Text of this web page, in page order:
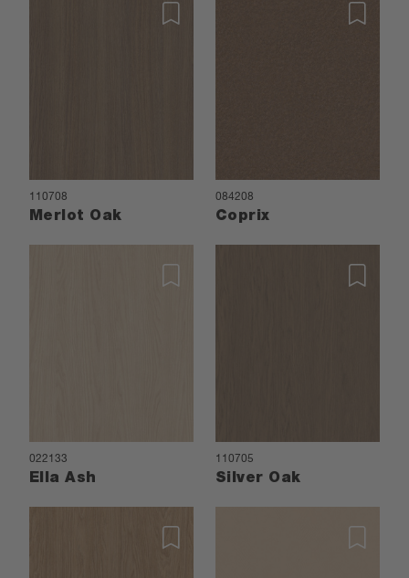
110708
Merlot Oak
084208
Coprix
022133
Ella Ash
110705
Silver Oak